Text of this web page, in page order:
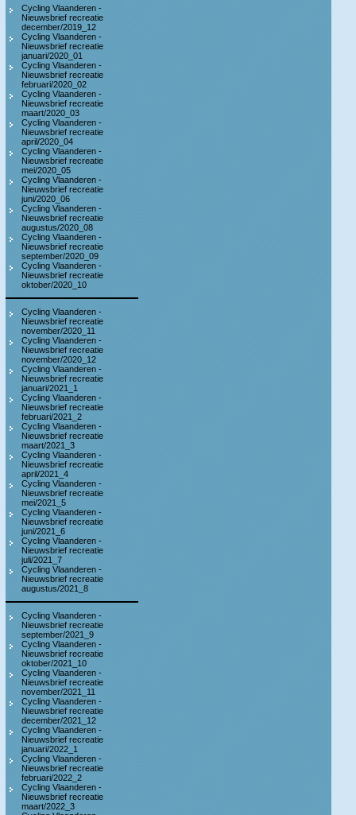
Cycling Vlaanderen -
Nieuwsbrief recreatie
december/2019_12
Cycling Vlaanderen -
Nieuwsbrief recreatie
januari/2020_01
Cycling Vlaanderen -
Nieuwsbrief recreatie
februari/2020_02
Cycling Vlaanderen -
Nieuwsbrief recreatie
maart/2020_03
Cycling Vlaanderen -
Nieuwsbrief recreatie
april/2020_04
Cycling Vlaanderen -
Nieuwsbrief recreatie
mei/2020_05
Cycling Vlaanderen -
Nieuwsbrief recreatie
juni/2020_06
Cycling Vlaanderen -
Nieuwsbrief recreatie
augustus/2020_08
Cycling Vlaanderen -
Nieuwsbrief recreatie
september/2020_09
Cycling Vlaanderen -
Nieuwsbrief recreatie
oktober/2020_10
Cycling Vlaanderen -
Nieuwsbrief recreatie
november/2020_11
Cycling Vlaanderen -
Nieuwsbrief recreatie
november/2020_12
Cycling Vlaanderen -
Nieuwsbrief recreatie
januari/2021_1
Cycling Vlaanderen -
Nieuwsbrief recreatie
februari/2021_2
Cycling Vlaanderen -
Nieuwsbrief recreatie
maart/2021_3
Cycling Vlaanderen -
Nieuwsbrief recreatie
april/2021_4
Cycling Vlaanderen -
Nieuwsbrief recreatie
mei/2021_5
Cycling Vlaanderen -
Nieuwsbrief recreatie
juni/2021_6
Cycling Vlaanderen -
Nieuwsbrief recreatie
juli/2021_7
Cycling Vlaanderen -
Nieuwsbrief recreatie
augustus/2021_8
Cycling Vlaanderen -
Nieuwsbrief recreatie
september/2021_9
Cycling Vlaanderen -
Nieuwsbrief recreatie
oktober/2021_10
Cycling Vlaanderen -
Nieuwsbrief recreatie
november/2021_11
Cycling Vlaanderen -
Nieuwsbrief recreatie
december/2021_12
Cycling Vlaanderen -
Nieuwsbrief recreatie
januari/2022_1
Cycling Vlaanderen -
Nieuwsbrief recreatie
februari/2022_2
Cycling Vlaanderen -
Nieuwsbrief recreatie
maart/2022_3